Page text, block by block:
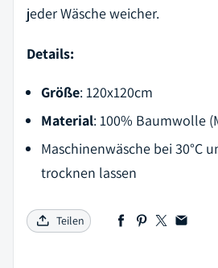
jeder Wäsche weicher.
Details:
Größe: 120x120cm
Material: 100% Baumwolle
Maschinenwäsche bei 30°C
trocknen lassen
Teilen